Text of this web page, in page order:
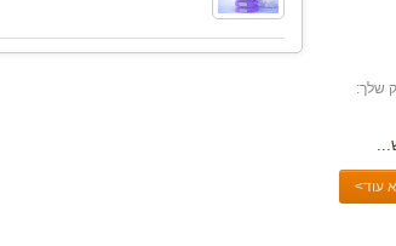
שלך:
עוד>